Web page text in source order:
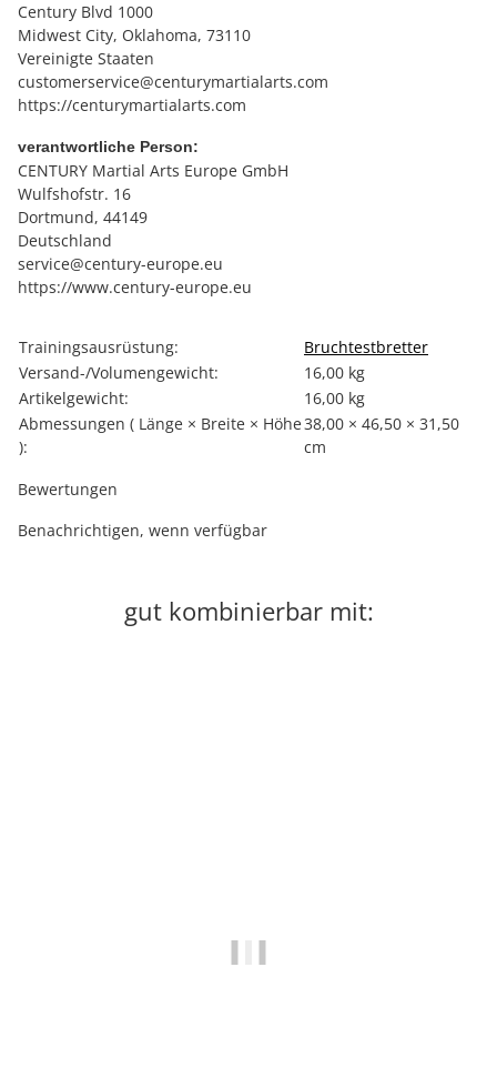
Century Blvd 1000
Midwest City, Oklahoma, 73110
Vereinigte Staaten
customerservice@centurymartialarts.com
https://centurymartialarts.com
verantwortliche Person:
CENTURY Martial Arts Europe GmbH
Wulfshofstr. 16
Dortmund, 44149
Deutschland
service@century-europe.eu
https://www.century-europe.eu
Produkteigenschaft
Wert
Trainingsausrüstung:
Bruchtestbretter
Versand-/Volumengewicht:
16,00 kg
Artikelgewicht:
16,00 kg
Abmessungen ( Länge × Breite × Höhe
):
38,00 × 46,50 × 31,50
cm
Bewertungen
Benachrichtigen, wenn verfügbar
gut kombinierbar mit: